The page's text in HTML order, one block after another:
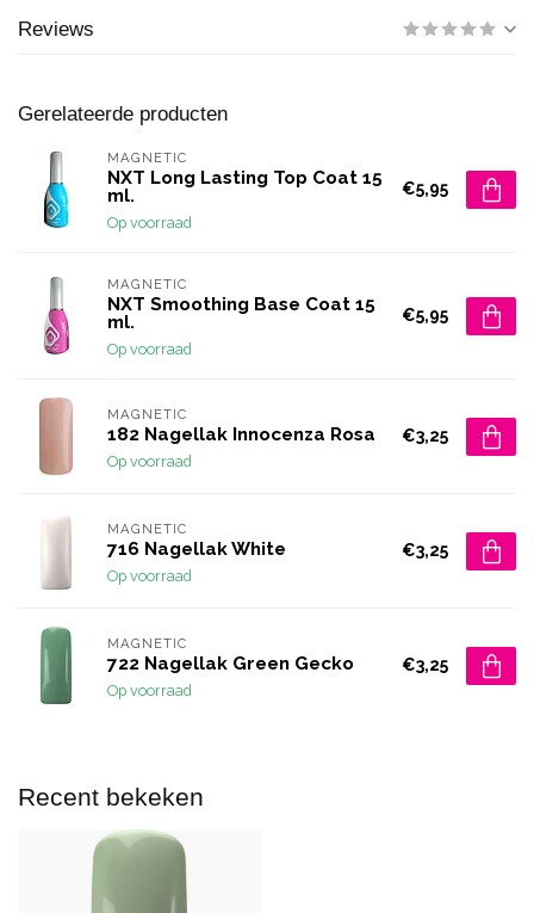
Reviews
Gerelateerde producten
MAGNETIC
NXT Long Lasting Top Coat 15
ml.
Op voorraad
€5,95
MAGNETIC
NXT Smoothing Base Coat 15
ml.
Op voorraad
€5,95
MAGNETIC
182 Nagellak Innocenza Rosa
Op voorraad
€3,25
MAGNETIC
716 Nagellak White
Op voorraad
€3,25
MAGNETIC
722 Nagellak Green Gecko
Op voorraad
€3,25
Recent bekeken